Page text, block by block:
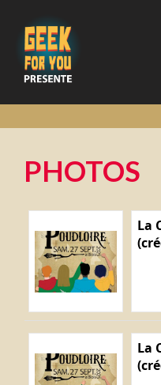
PHOTOS
La
La